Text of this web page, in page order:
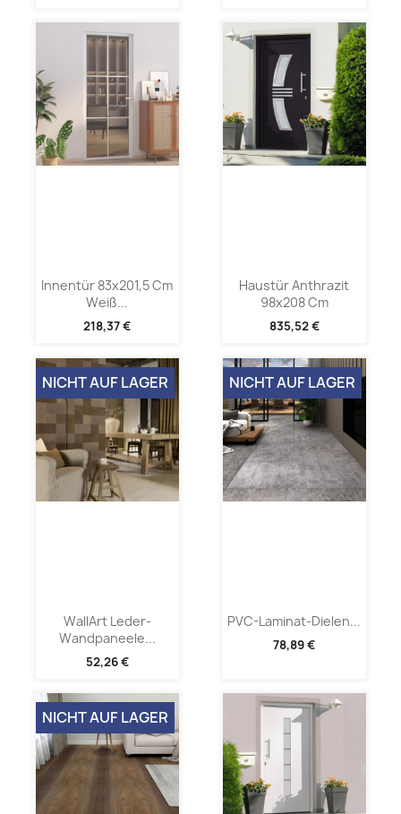
Innentür 83x201,5 Cm
Weiß...
218,37 €
Haustür Anthrazit
98x208 Cm
835,52 €
WallArt Leder-
Wandpaneele...
52,26 €
NICHT AUF LAGER
PVC-Laminat-Dielen...
78,89 €
NICHT AUF LAGER
NICHT AUF LAGER